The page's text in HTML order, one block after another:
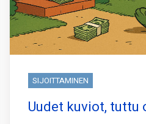
SIJOITTAMINEN
Uudet kuviot, tuttu